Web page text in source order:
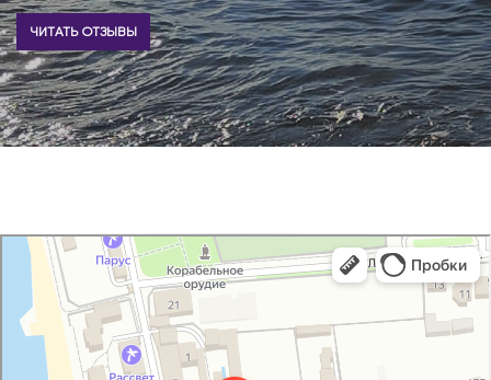
ЧИТАТЬ ОТЗЫВЫ
Яндекс Карты
Улица Ленина, 3 — Яндекс Карты